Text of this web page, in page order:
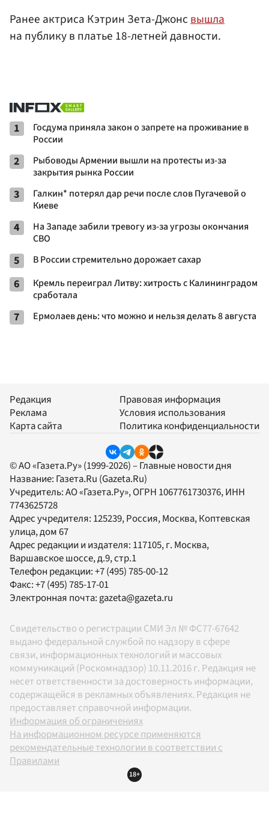
Ранее актриса Кэтрин Зета-Джонсвышла
на публику в платье 18-летней давности.
1
Госдума приняла закон о запрете на проживание в
России
2
Рыбоводы Армении вышли на протесты из-за
закрытия рынка России
3
Галкин* потерял дар речи после слов Пугачевой о
Киеве
4
На Западе забили тревогу из-за угрозы окончания
СВО
5 В России стремительно дорожает сахар
6
Кремль переиграл Литву: хитрость с Калининградом
сработала
7 Ермолаев день: что можно и нельзя делать 8 августа
Редакция
Реклама
Карта сайта
Правовая информация
Условия использования
Политика конфиденциальности
© АО «Газета.Ру» (1999-2026) – Главные новости дня
Название: Газета.Ru (Gazeta.Ru)
Учредитель:АО «Газета.Ру», ОГРН 1067761730376, ИНН
7743625728
Адрес учредителя: 125239, Россия, Москва, Коптевская
улица, дом 67
Адрес редакции и издателя: 117105, г. Москва,
Варшавское шоссе, д.9, стр.1
Телефон редакции:+7 (495) 785-00-12
Факс:+7 (495) 785-17-01
Электронная почта:gazeta@gazeta.ru
Свидетельство о регистрации СМИ Эл № ФС77-67642
выдано федеральной службой по надзору в сфере
связи, информационных технологий и массовых
коммуникаций (Роскомнадзор) 10.11.2016 г. Редакция не
несет ответственности за достоверность информации,
содержащейся в рекламных объявлениях. Редакция не
предоставляет справочной информации.
Информация об ограничениях
На информационном ресурсе применяются
рекомендательные технологии в соответствии с
Правилами
18+